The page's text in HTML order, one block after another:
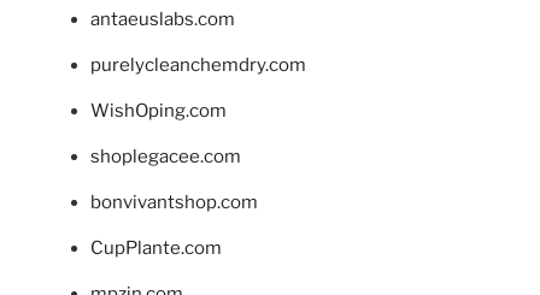
antaeuslabs.com
purelycleanchemdry.com
WishOping.com
shoplegacee.com
bonvivantshop.com
CupPlante.com